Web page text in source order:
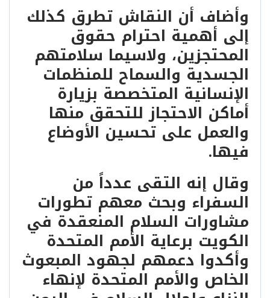
وأضاف أن النقاش تطرق كذلك
إلى أهمية احترام حقوق
المحتجزين، ولاسيما سلامتهم
الجسدية والسماح للمنظمات
الإنسانية المتخصصة بزيارة
أماكن الاحتجاز للتحقق منها
والعمل على تحسين الأوضاع
فيها.
وقال إنه التقى عدداً من
السفراء وبحث معهم تطورات
مشاورات السلام المنعقدة في
الكويت برعاية الأمم المتحدة
وأكدوا دعمهم لجهود المبعوث
الخاص والأمم المتحدة لإنهاء